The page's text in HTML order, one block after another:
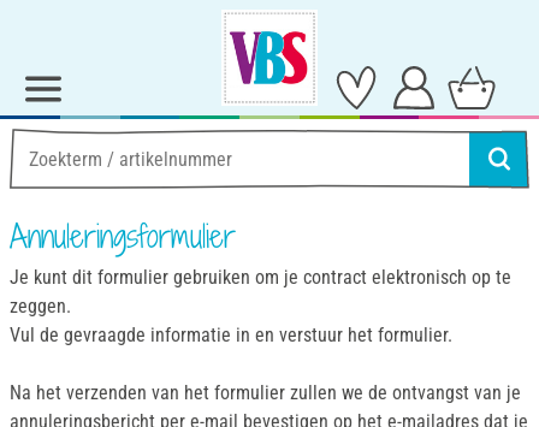
Annuleringsformulier
Je kunt dit formulier gebruiken om je contract elektronisch op te
zeggen.
Vul de gevraagde informatie in en verstuur het formulier.
Na het verzenden van het formulier zullen we de ontvangst van je
annuleringsbericht per e-mail bevestigen op het e-mailadres dat je